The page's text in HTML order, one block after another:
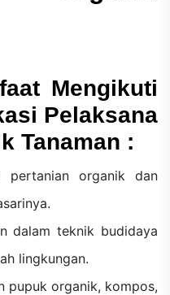
Mengikuti
Pelaksana
Tanaman :
pertanian organik dan
dalam teknik budidaya
lingkungan.
pupuk organik, kompos,